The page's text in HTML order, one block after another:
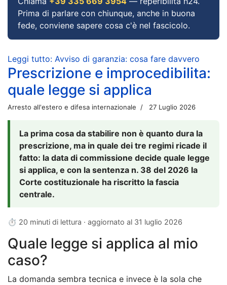
Prima di parlare con chiunque, anche in buona
fede, conviene sapere cosa c'è nel fascicolo.
Leggi tutto: Avviso di garanzia: cosa fare davvero
Prescrizione e improcedibilita:
quale legge si applica
Arresto all'estero e difesa internazionale 27 Luglio 2026
La prima cosa da stabilire non è quanto dura la
prescrizione, ma in quale dei tre regimi ricade il
fatto: la data di commissione decide quale legge
si applica, e con la sentenza n. 38 del 2026 la
Corte costituzionale ha riscritto la fascia
centrale.
⏱ 20 minuti di lettura · aggiornato al 31 luglio 2026
Quale legge si applica al mio
caso?
La domanda sembra tecnica e invece è la sola che